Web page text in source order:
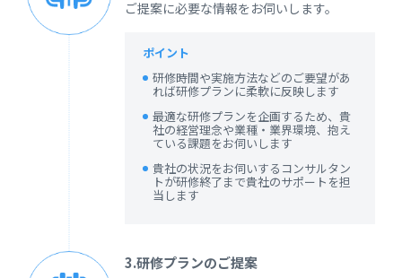
ご提案に必要な情報をお伺いします。
ポイント
研修時間や実施方法などのご要望があ
れば研修プランに柔軟に反映します
最適な研修プランを企画するため、貴
社の経営理念や業種・業界環境、抱え
ている課題をお伺いします
貴社の状況をお伺いするコンサルタン
トが研修終了まで貴社のサポートを担
当します
3.研修プランのご提案